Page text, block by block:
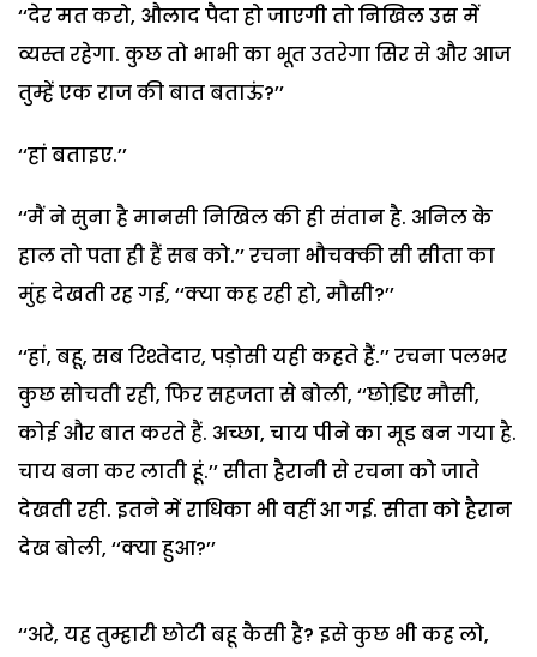
‘‘देर मत करो, औलाद पैदा हो जाएगी तो निखिल उस में
व्यस्त रहेगा. कुछ तो भाभी का भूत उतरेगा सिर से और आज
तुम्हें एक राज की बात बताऊं?’’
‘‘हां बताइए.’’
‘‘मैं ने सुना है मानसी निखिल की ही संतान है. अनिल के
हाल तो पता ही हैं सब को.’’ रचना भौचक्की सी सीता का
मुंह देखती रह गई, ‘‘क्या कह रही हो, मौसी?’’
‘‘हां, बहू, सब रिश्तेदार, पड़ोसी यही कहते हैं.’’ रचना पलभर
कुछ सोचती रही, फिर सहजता से बोली, ‘‘छोडि़ए मौसी,
कोई और बात करते हैं. अच्छा, चाय पीने का मूड बन गया है.
चाय बना कर लाती हूं.’’ सीता हैरानी से रचना को जाते
देखती रही. इतने में राधिका भी वहीं आ गई. सीता को हैरान
देख बोली, ‘‘क्या हुआ?’’
‘‘अरे, यह तुम्हारी छोटी बहू कैसी है? इसे कुछ भी कह लो,